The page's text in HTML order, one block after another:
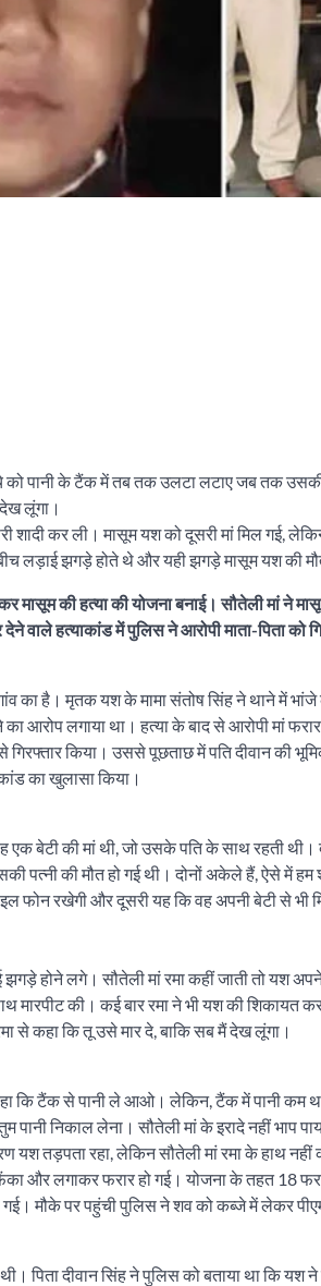
पानी के टैंक में तब तक उलटा लटाए जब तक उसकी
लूंगा।
कर ली। मासूम यश को दूसरी मां मिल गई,
लड़ाई झगड़े होते थे और यही झगड़े मासूम यश की
मासूम की हत्या की योजना बनाई। सौतेली मां ने
हत्याकांड में पुलिस ने आरोपी माता-पिता को
का है। मृतक यश के मामा संतोष सिंह ने थाने में भांजे
आरोप लगाया था। हत्या के बाद से आरोपी मां
किया। उससे पूछताछ में पति दीवान की
का खुलासा किया।
बेटी की मां थी, जो उसके पति के साथ रहती थी।
पत्नी की मौत हो गई थी। दोनों अकेले हैं, ऐसे में हम
फोन रखेगी और दूसरी यह कि वह अपनी बेटी से भी
होने लगे। सौतेली मां रमा कहीं जाती तो यश
मारपीट की। कई बार रमा ने भी यश की शिकायत
से कहा कि तू उसे मार दे, बाकि सब मैं देख लूंगा।
कि टैंक से पानी ले आओ। लेकिन, टैंक में पानी कम
निकाल लेना। सौतेली मां के इरादे नहीं भाप
यश तड़पता रहा, लेकिन सौतेली मां रमा के हाथ
और लगाकर फरार हो गई। योजना के तहत 18
मौके पर पहुंची पुलिस ने शव को कब्जे में लेकर
पिता दीवान सिंह ने पुलिस को बताया था कि यश